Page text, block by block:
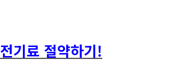
전기료 절약하기!